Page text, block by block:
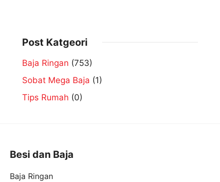
Post Katgeori
Baja Ringan (753)
Sobat Mega Baja (1)
Tips Rumah (0)
Besi dan Baja
Baja Ringan